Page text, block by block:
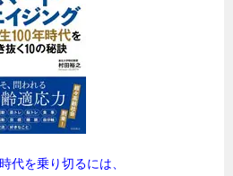
代を乗り切るには、